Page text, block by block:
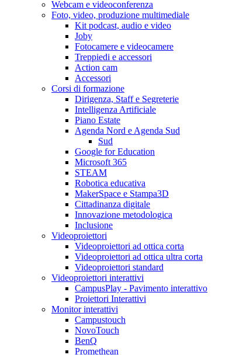
Webcam e videoconferenza
Foto, video, produzione multimediale
Kit podcast, audio e video
Joby
Fotocamere e videocamere
Treppiedi e accessori
Action cam
Accessori
Corsi di formazione
Dirigenza, Staff e Segreterie
Intelligenza Artificiale
Piano Estate
Agenda Nord e Agenda Sud
Sud
Google for Education
Microsoft 365
STEAM
Robotica educativa
MakerSpace e Stampa3D
Cittadinanza digitale
Innovazione metodologica
Inclusione
Videoproiettori
Videoproiettori ad ottica corta
Videoproiettori ad ottica ultra corta
Videoproiettori standard
Videoproiettori interattivi
CampusPlay - Pavimento interattivo
Proiettori Interattivi
Monitor interattivi
Campustouch
NovoTouch
BenQ
Promethean